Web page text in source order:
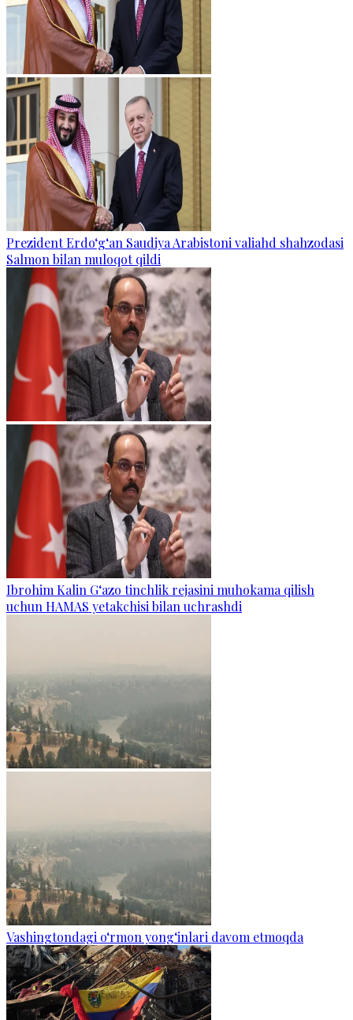
Prezident Erdo‘g‘an Saudiya Arabistoni valiahd shahzodasi
Salmon bilan muloqot qildi
Ibrohim Kalin G‘azo tinchlik rejasini muhokama qilish
uchun HAMAS yetakchisi bilan uchrashdi
Vashingtondagi o‘rmon yong‘inlari davom etmoqda